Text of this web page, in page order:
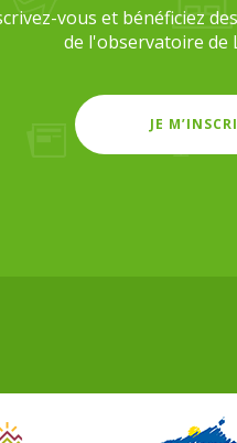
vous et bénéficiez
de l'observatoire de
JE